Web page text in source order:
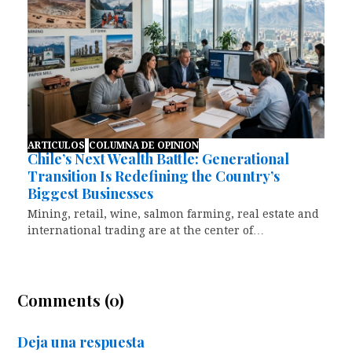
ARTICULOS COLUMNA DE OPINION
Chile’s Next Wealth Battle: Generational
Transition Is Redefining the Country’s
Biggest Businesses
Mining, retail, wine, salmon farming, real estate and
international trading are at the center of…
Comments (0)
Deja una respuesta